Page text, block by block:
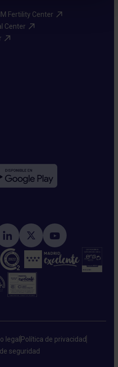
Fertility Center​
Center​
legal Política de privacidad
seguridad